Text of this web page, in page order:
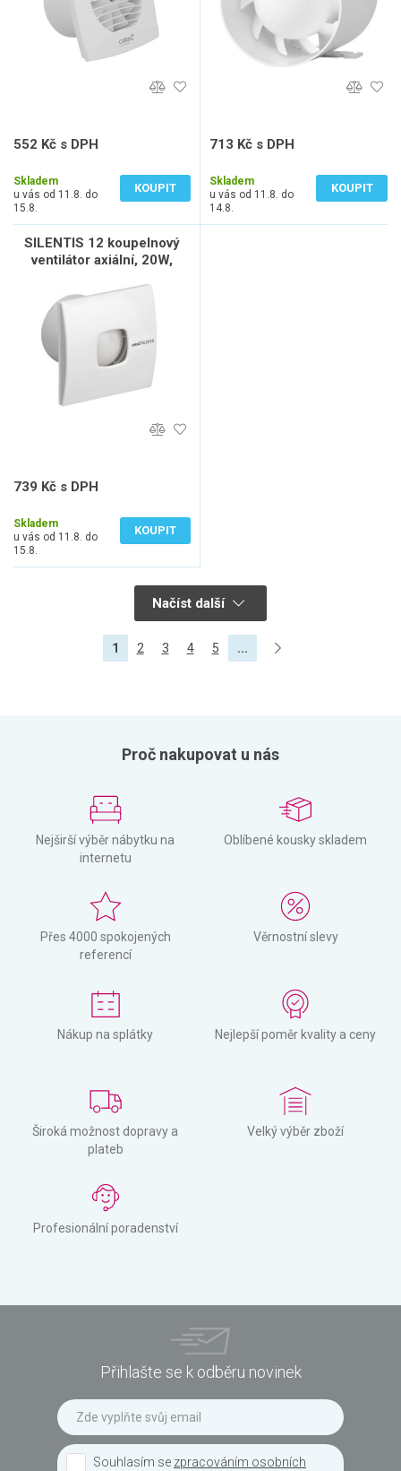
552 Kč s DPH
Skladem
u vás od 11.8. do
15.8.
KOUPIT
713 Kč s DPH
Skladem
u vás od 11.8. do
14.8.
KOUPIT
SILENTIS 12 koupelnový
ventilátor axiální, 20W,
739 Kč s DPH
Skladem
u vás od 11.8. do
15.8.
KOUPIT
Načíst další
1 2 3 4 5 ...
Proč nakupovat u nás
Nejširší výběr nábytku na
internetu
Oblíbené kousky skladem
Přes 4000 spokojených
referencí
Věrnostní slevy
Nákup na splátky Nejlepší poměr kvality a ceny
Široká možnost dopravy a
plateb
Velký výběr zboží
Profesionální poradenství
Přihlašte se k odběru novinek
Souhlasím se zpracováním osobních